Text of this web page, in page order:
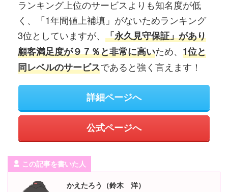
ランキング上位のサービスよりも知名度が低
く、「1年間値上補填」がないためランキング
3位としていますが、 「永久見守保証」があり
顧客満足度が９７％と非常に高いため、 1位と
同レベルのサービスであると強く言えます！
詳細ページへ
公式ページへ
この記事を書いた人
かえたろう（鈴木 洋）